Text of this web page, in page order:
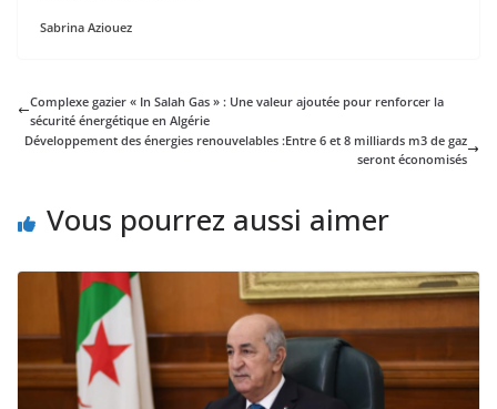
Sabrina Aziouez
Complexe gazier « In Salah Gas » : Une valeur ajoutée pour renforcer la
sécurité énergétique en Algérie
Développement des énergies renouvelables :Entre 6 et 8 milliards m3 de gaz
seront économisés
Vous pourrez aussi aimer